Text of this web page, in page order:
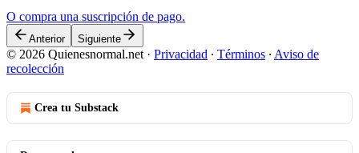
O compra una suscripción de pago.
Anterior Siguiente
© 2026 Quienesnormal.net · Privacidad ∙ Términos ∙ Aviso de
recolección
Crea tu Substack